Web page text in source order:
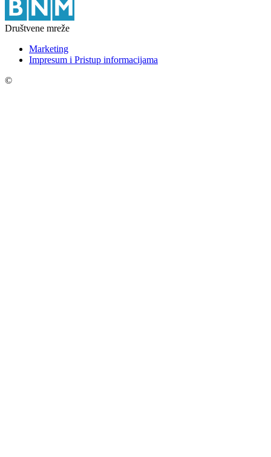
Društvene mreže
Marketing
Impresum i Pristup informacijama
©